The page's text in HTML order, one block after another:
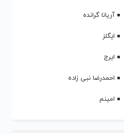
آریانا گرانده
ایگلز
ایرج
احمدرضا نبی زاده
امینم